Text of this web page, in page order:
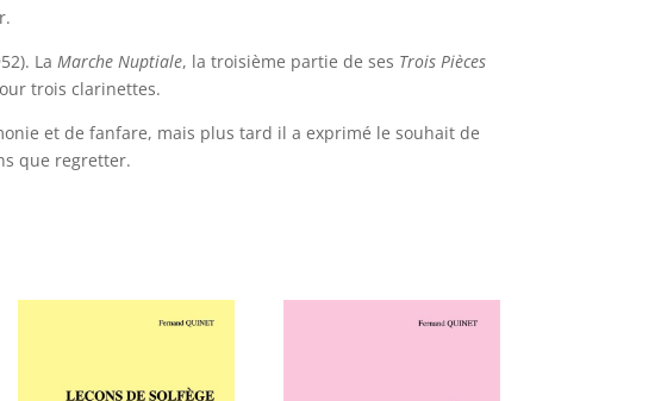
La Marche Nuptiale, la troisième partie de ses Trois Pièces
trois clarinettes.
et de fanfare, mais plus tard il a exprimé le souhait de
que regretter.